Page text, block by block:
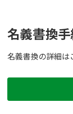
名義書換
名義書換の詳細は